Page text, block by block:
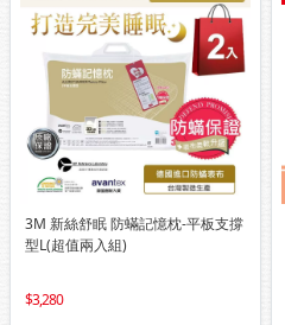
3M 新絲舒眠 防蟎記憶枕-平板支撐
型L(超值兩入組)
3,280